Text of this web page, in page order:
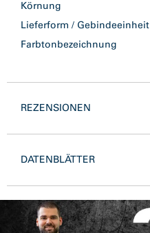
Körnung
Lieferform / Gebindeeinheit
Farbtonbezeichnung
REZENSIONEN
DATENBLÄTTER